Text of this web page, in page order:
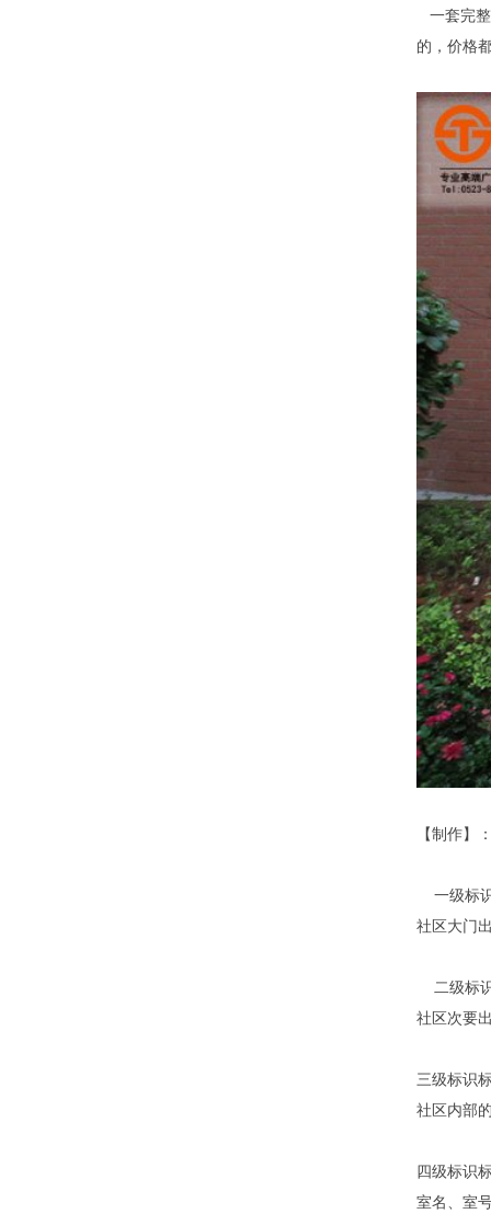
一套完
的，价格
【制作】
一级标
社区大门
二级标
社区次要
三级标识
社区内部
四级标识
室名、室